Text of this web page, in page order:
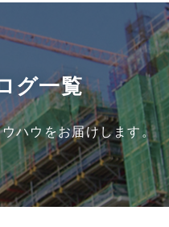
グ一覧
ハウをお届けします。